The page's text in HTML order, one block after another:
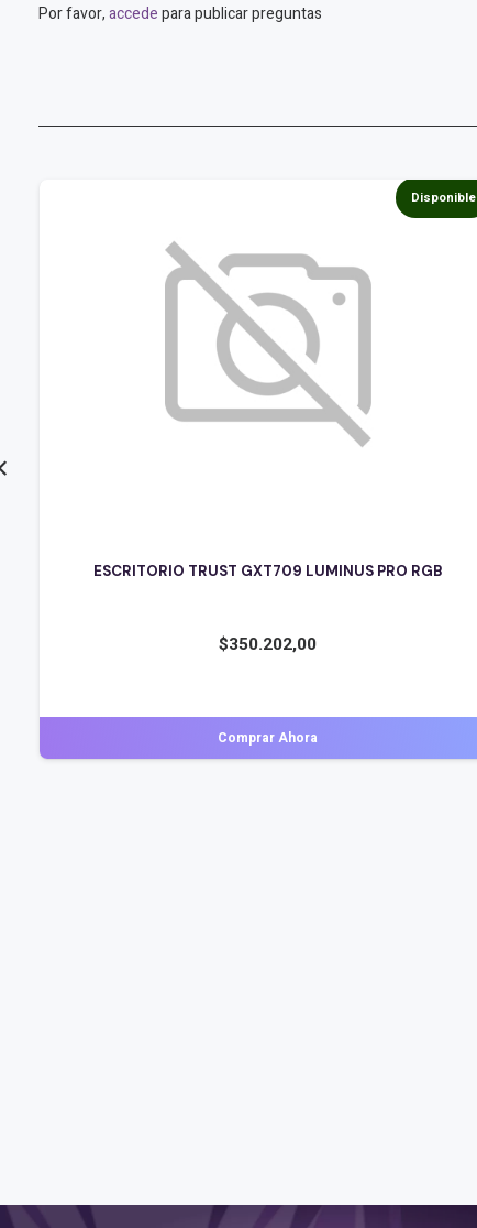
Por favor,accedepara publicar preguntas
Disponible
ESCRITORIO TRUST GXT709 LUMINUS PRO RGB
$350.202,00
Comprar Ahora